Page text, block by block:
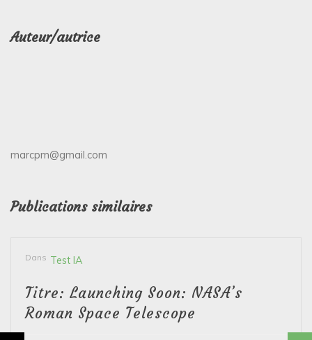
Auteur/autrice
marcpm@gmail.com
Publications similaires
Dans Test IA
Titre: Launching Soon: NASA’s
Roman Space Telescope